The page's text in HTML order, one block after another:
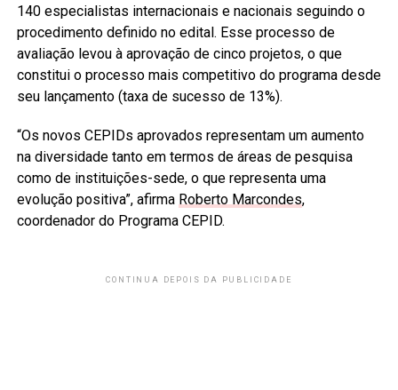
140 especialistas internacionais e nacionais seguindo o
procedimento definido no edital. Esse processo de
avaliação levou à aprovação de cinco projetos, o que
constitui o processo mais competitivo do programa desde
seu lançamento (taxa de sucesso de 13%).
“Os novos CEPIDs aprovados representam um aumento
na diversidade tanto em termos de áreas de pesquisa
como de instituições-sede, o que representa uma
evolução positiva”, afirma Roberto Marcondes,
coordenador do Programa CEPID.
CONTINUA DEPOIS DA PUBLICIDADE